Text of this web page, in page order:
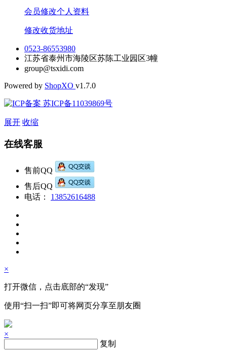
会员修改个人资料
修改收货地址
0523-86553980
江苏省泰州市海陵区苏陈工业园区3幢
group@tsxidi.com
Powered by ShopXO v1.7.0
苏ICP备11039869号
展开 收缩
在线客服
售前QQ
售后QQ
电话：
13852616488
×
打开微信，点击底部的“发现”
使用“扫一扫”即可将网页分享至朋友圈
×
复制